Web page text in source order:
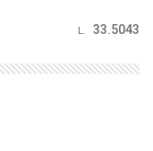
L. 33.5043